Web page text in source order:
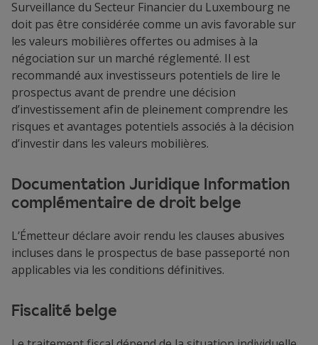
Surveillance du Secteur Financier du Luxembourg ne
doit pas être considérée comme un avis favorable sur
les valeurs mobilières offertes ou admises à la
négociation sur un marché réglementé. Il est
recommandé aux investisseurs potentiels de lire le
prospectus avant de prendre une décision
d’investissement afin de pleinement comprendre les
risques et avantages potentiels associés à la décision
d’investir dans les valeurs mobilières.
Documentation Juridique Information
complémentaire de droit belge
L’Émetteur déclare avoir rendu les clauses abusives
incluses dans le prospectus de base passeporté non
applicables via les conditions définitives.
Fiscalité belge